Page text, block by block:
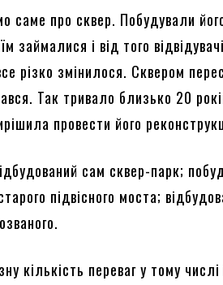
саме про сквер. Побудували
займалися і від того
різко змінилося. Сквером
Так тривало близько 20
провести його
сам сквер-парк;
підвісного моста;
кількість переваг у тому числі